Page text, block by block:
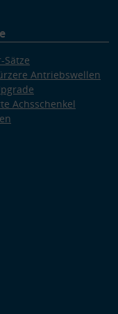
Sätze
Antriebswellen
Achsschenkel